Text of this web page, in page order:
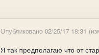
Опубликовано 02/25/17 18:31
Я так предполагаю что от